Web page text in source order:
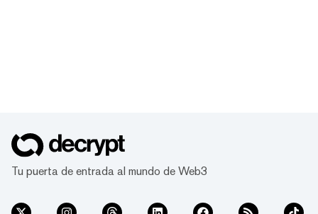
Tu puerta de entrada al mundo de Web3